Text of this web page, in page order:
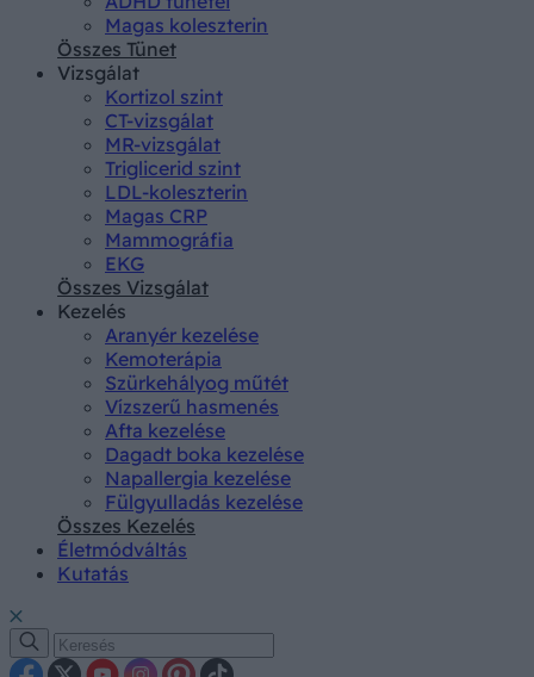
Magas koleszterin
Összes Tünet
Vizsgálat
Kortizol szint
CT-vizsgálat
MR-vizsgálat
Triglicerid szint
LDL-koleszterin
Magas CRP
Mammográfia
EKG
Összes Vizsgálat
Kezelés
Aranyér kezelése
Kemoterápia
Szürkehályog műtét
Vízszerű hasmenés
Afta kezelése
Dagadt boka kezelése
Napallergia kezelése
Fülgyulladás kezelése
Összes Kezelés
Életmódváltás
Kutatás